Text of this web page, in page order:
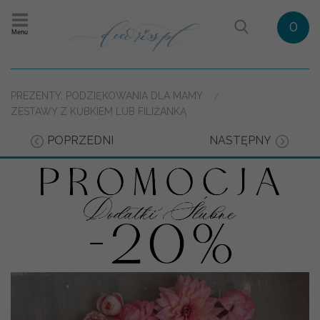
Menu 0
PREZENTY, PODZIĘKOWANIA DLA MAMY
ZESTAWY Z KUBKIEM LUB FILIŻANKĄ
POPRZEDNI NASTĘPNY